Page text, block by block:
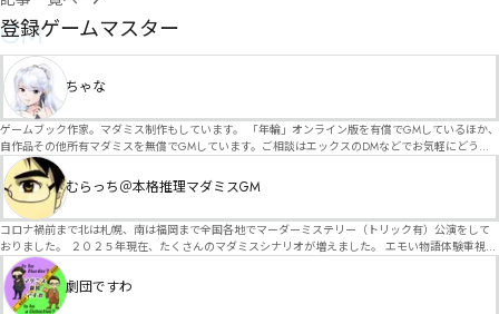
GM
登録ゲームマスター
ちゃな
ゲームブック作家。マダミス制作もしています。 「年輪」オンライン版を有償でGMしているほか、
自作品その他所有マダミスを無償でGMしています。ご相談はエックスのDMなどでお気軽にどう
ぞ。
むらっち＠本格推理マダミスGM
コロナ禍前まで北は札幌、南は福岡まで全国各地でマーダーミステリー（トリック有）公演をして
おりました。 ２０２５年現在、たくさんのマダミスシナリオが増えました。 エモい物語体験重視の
シナリオがマダミス・マーダーミステリーというジャンル名でたくさんあるため、そのようなシナ
リオは簡単に遊べます。 しかし、２～３時間ずっと考え＆議論して、見たことないトリックが解け
る閃きや犯人として逃げ切る楽しみのある本格推理マーダーミステリーを見つけることが難しくな
劇団ですわ